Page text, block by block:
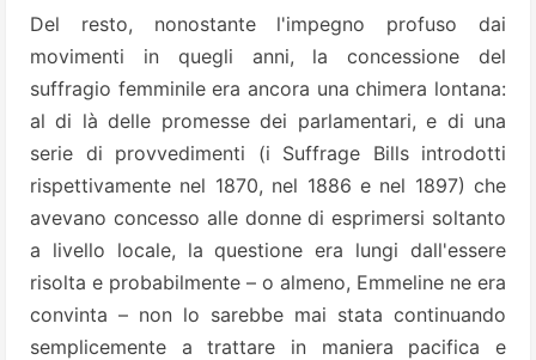
Del resto, nonostante l'impegno profuso dai
movimenti in quegli anni, la concessione del
suffragio femminile era ancora una chimera lontana:
al di là delle promesse dei parlamentari, e di una
serie di provvedimenti (i Suffrage Bills introdotti
rispettivamente nel 1870, nel 1886 e nel 1897) che
avevano concesso alle donne di esprimersi soltanto
a livello locale, la questione era lungi dall'essere
risolta e probabilmente – o almeno, Emmeline ne era
convinta – non lo sarebbe mai stata continuando
semplicemente a trattare in maniera pacifica e